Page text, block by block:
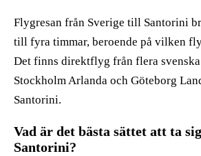
Flygresan från Sverige till Santorini
till fyra timmar, beroende på vilken
Det finns direktflyg från flera
Stockholm Arlanda och Göteborg
Santorini.
Vad är det bästa sättet att ta
Santorini?